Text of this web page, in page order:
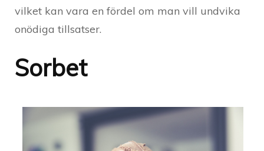
vilket kan vara en fördel om man vill undvika
onödiga tillsatser.
Sorbet